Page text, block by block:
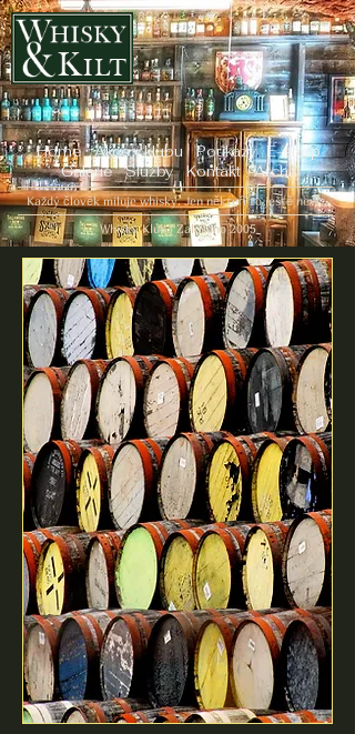
Home Akce v klubuPoukazyE-shop
Galerie
Služby Kontakt Archiv
Každý člověk miluje whisky. Jen někteří to ještě neví...
Whisky Klub | Založeno 2005